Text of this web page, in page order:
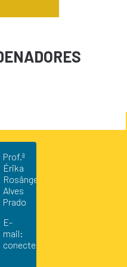
Prof.ª
Érika
Rosângela
Alves
Prado
E-
mail:
conecterikaprado@hotmail.com